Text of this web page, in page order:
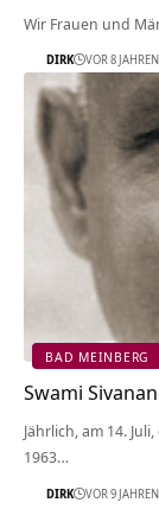
Wir Frauen und
DIRK VOR 8 JAHREN
BAD MEINBERG
Swami
Jährlich, am 14.
1963…
DIRK VOR 9 JAHREN